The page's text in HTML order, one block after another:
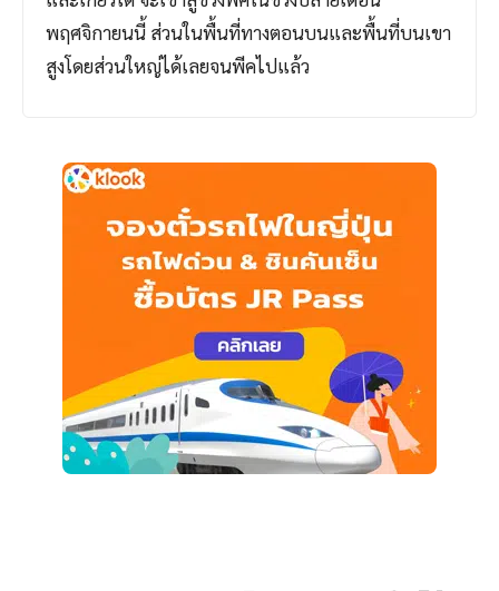
พฤศจิกายนนี้ ส่วนในพื้นที่ทางตอนบนและพื้นที่บนเขา
สูงโดยส่วนใหญ่ได้เลยจนพีคไปแล้ว